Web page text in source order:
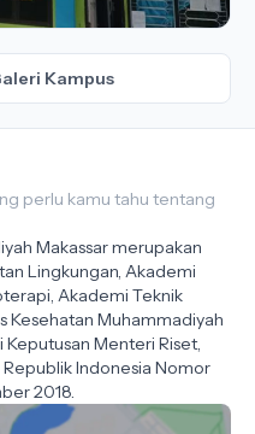
Kampus
perlu kamu tahu tentang
Makassar merupakan
Lingkungan, Akademi
Akademi Teknik
Kesehatan Muhammadiyah
Menteri Riset,
Indonesia Nomor
2018.